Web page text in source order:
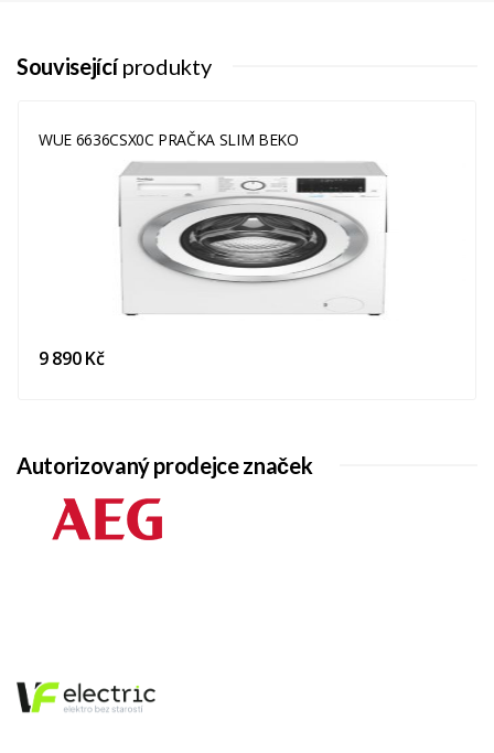
Související produkty
WUE 6636CSX0C PRAČKA SLIM BEKO
9 890 Kč
Autorizovaný prodejce značek